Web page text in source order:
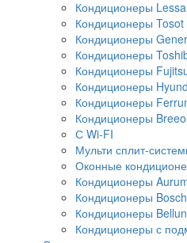
Кондиционеры
Кондиционеры Tosot
Кондиционеры
Кондиционеры
Кондиционеры
Кондиционеры
Кондиционеры
Кондиционеры
С Wi-FI
Мульти сплит-
Оконные
Кондиционеры
Кондиционеры Bosch
Кондиционеры
Кондиционеры с